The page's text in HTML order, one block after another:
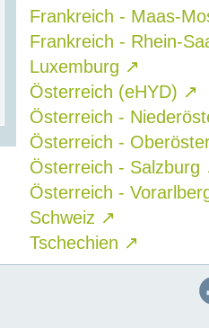
Frankreich - Maas-
Frankreich - Rhein-
Luxemburg ↗
Österreich (eHYD) ↗
Österreich -
Österreich -
Österreich - Salzburg
Österreich -
Schweiz ↗
Tschechien ↗